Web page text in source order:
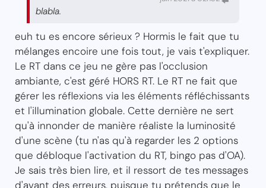
blabla.
euh tu es encore sérieux ? Hormis le fait que tu
mélanges encoire une fois tout, je vais t'expliquer.
Le RT dans ce jeu ne gère pas l'occlusion
ambiante, c'est géré HORS RT. Le RT ne fait que
gérer les réflexions via les éléments réfléchissants
et l'illumination globale. Cette dernière ne sert
qu'à innonder de manière réaliste la luminosité
d'une scène (tu n'as qu'à regarder les 2 options
que débloque l'activation du RT, bingo pas d'OA).
Je sais très bien lire, et il ressort de tes messages
d'avant des erreurs, puisque tu prétends que le